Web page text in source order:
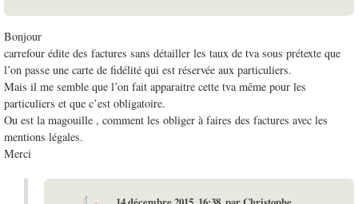
Bonjour
carrefour édite des factures sans détailler les taux de tva sous prétexte que
l’on passe une carte de fidélité qui est réservée aux particuliers.
Mais il me semble que l’on fait apparaitre cette tva même pour les
particuliers et que c’est obligatoire.
Ou est la magouille , comment les obliger à faires des factures avec les
mentions légales.
Merci